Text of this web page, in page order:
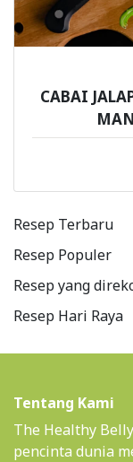
CABAI
Resep Terbaru
Resep Populer
Resep yang
Resep Hari Raya
Tentang Kami
The Healthy
pencinta dunia